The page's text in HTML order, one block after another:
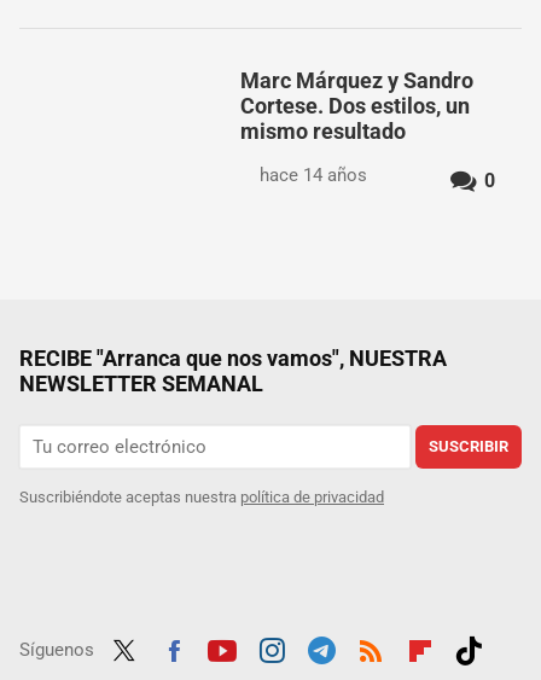
Marc Márquez y Sandro
Cortese. Dos estilos, un
mismo resultado
0
hace 14 años
RECIBE "Arranca que nos vamos", NUESTRA
NEWSLETTER SEMANAL
SUSCRIBIR
Suscribiéndote aceptas nuestra política de privacidad
Síguenos